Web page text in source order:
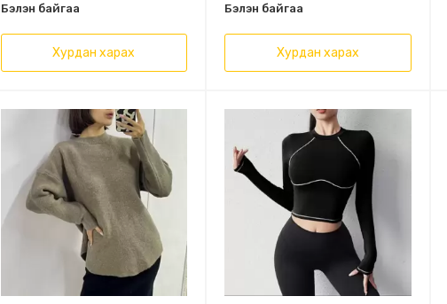
Бэлэн байгаа
Хурдан харах
Бэлэн байгаа
Хурдан харах